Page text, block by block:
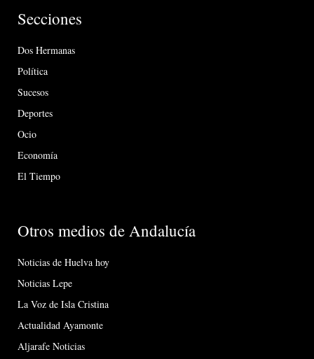
Secciones
Dos Hermanas
Política
Sucesos
Deportes
Ocio
Economía
El Tiempo
Otros medios de Andalucía
Noticias de Huelva hoy
Noticias Lepe
La Voz de Isla Cristina
Actualidad Ayamonte
Aljarafe Noticias